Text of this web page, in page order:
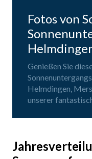
Fotos von
Genießen Sie
Helmdingen,
unserer